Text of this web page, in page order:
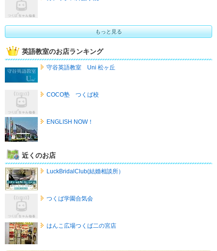
もっと見る
英語教室のお店ランキング
守谷英語教室 Uni 松ヶ丘
COCO塾 つくば校
ENGLISH NOW！
近くのお店
LuckBridalClub(結婚相談所）
つくば学園合気会
はんこ広場つくば二の宮店